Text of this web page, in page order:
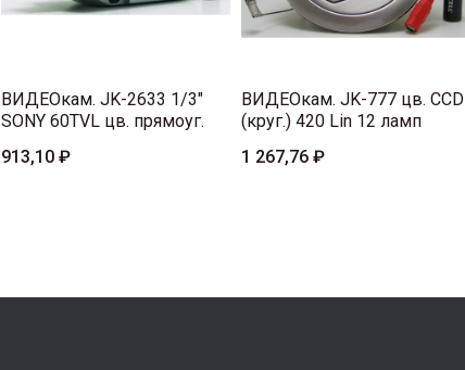
ВИДЕОкам. JK-2633 1/3"
SONY 60TVL цв. прямоуг.
913,10 ₽
ВИДЕОкам. JK-777 цв. CCD
(круг.) 420 Lin 12 ламп
1 267,76 ₽